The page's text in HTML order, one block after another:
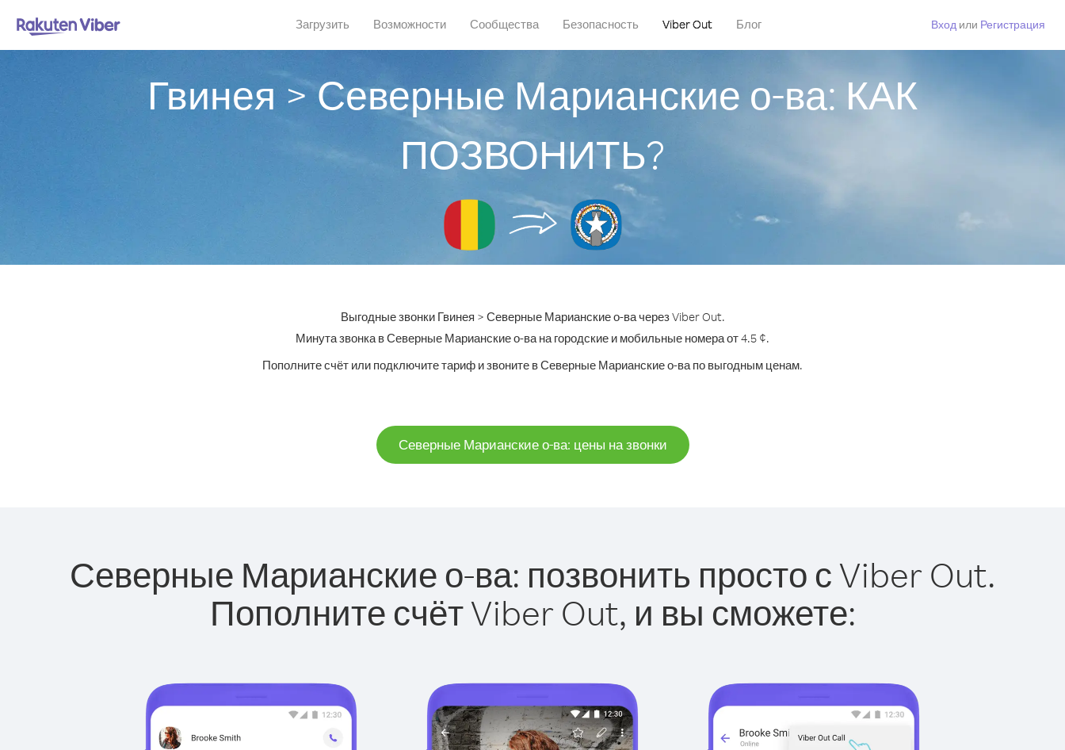
Загрузить Возможности Сообщества Безопасность Viber Out Блог Вход или Регистрация
Гвинея > Северные Марианские о-ва: КАК
ПОЗВОНИТЬ?
Выгодные звонки Гвинея > Северные Марианские о-ва через Viber Out.
Минута звонка в Северные Марианские о-ва на городские и мобильные номера от 4.5 ¢.
Пополните счёт или подключите тариф и звоните в Северные Марианские о-ва по выгодным ценам.
Северные Марианские о-ва: цены на звонки
Северные Марианские о-ва: позвонить просто с Viber Out.
Пополните счёт Viber Out, и вы сможете: